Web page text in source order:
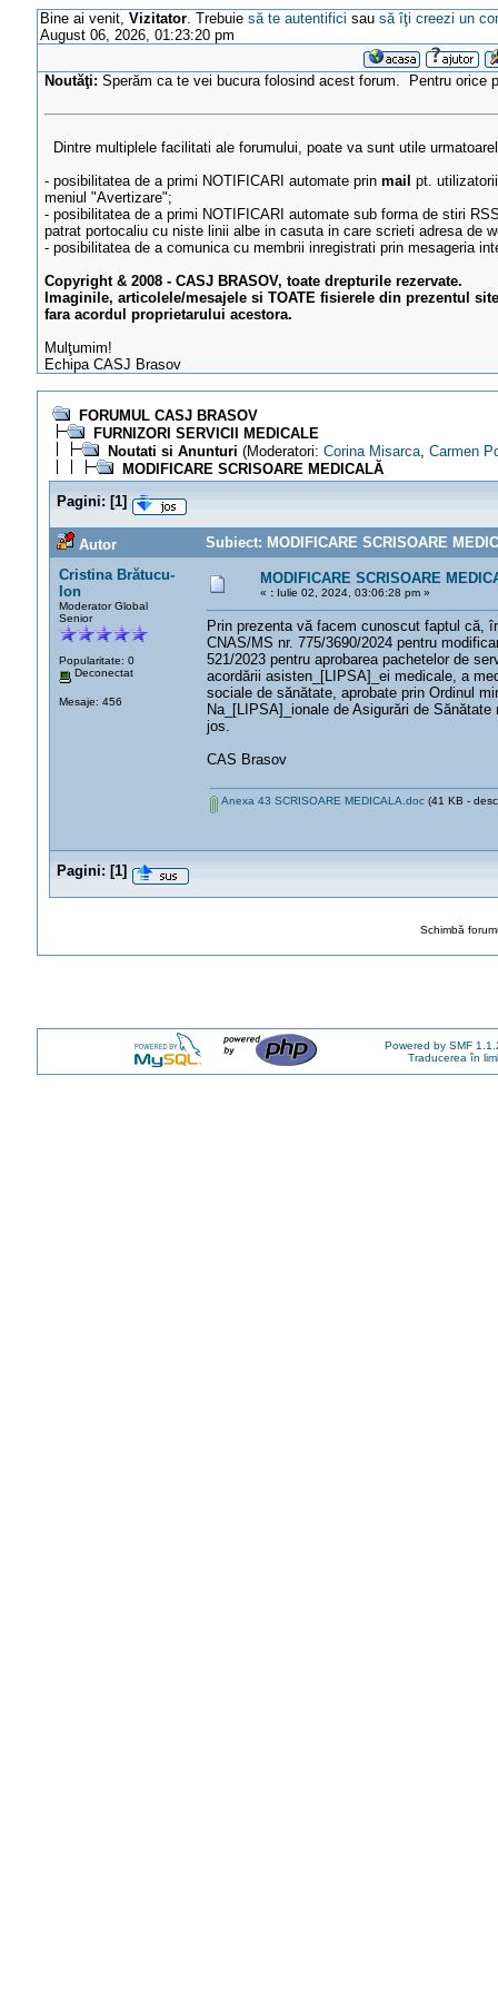
Bine ai venit, Vizitator. Trebuie să te autentifici sau să îţi creezi un
August 06, 2026, 01:23:20 pm
Noutăţi: Sperăm ca te vei bucura folosind acest forum. Pentru orice
Dintre multiplele facilitati ale forumului, poate va sunt utile
- posibilitatea de a primi NOTIFICARI automate prinmail pt.
meniul "Avertizare";
- posibilitatea de a primi NOTIFICARI automate sub forma de stiri
patrat portocaliu cu niste linii albe in casuta in care scrieti adresa de
- posibilitatea de a comunica cu membrii inregistrati prin mesageria
Copyright & 2008 - CASJ BRASOV, toate drepturile rezervate.
Imaginile, articolele/mesajele si TOATE fisierele din prezentul
fara acordul proprietarului acestora.
Mulţumim!
Echipa CASJ Brasov
FORUMUL CASJ BRASOV
FURNIZORI SERVICII MEDICALE
Noutati si Anunturi (Moderatori: Corina Misarca, Carmen
MODIFICARE SCRISOARE MEDICALĂ
Pagini: [1]
Autor
Subiect: MODIFICARE SCRISOARE
Cristina Brătucu-
Ion
Moderator Global
Senior
Popularitate: 0
Deconectat
Mesaje: 456
MODIFICARE SCRISOARE
« :Iulie 02, 2024, 03:06:28 pm »
Prin prezenta vă facem cunoscut faptul că,
CNAS/MS nr. 775/3690/2024 pentru
521/2023 pentru aprobarea pachetelor de
acordării asisten_[LIPSA]_ei medicale, a
sociale de sănătate, aprobate prin Ordinul
Na_[LIPSA]_ionale de Asigurări de
jos.
CAS Brasov
Anexa 43 SCRISOARE MEDICALA.doc(41 KB -
Pagini: [1]
Schimbă
Powered by SMF
Traducerea în